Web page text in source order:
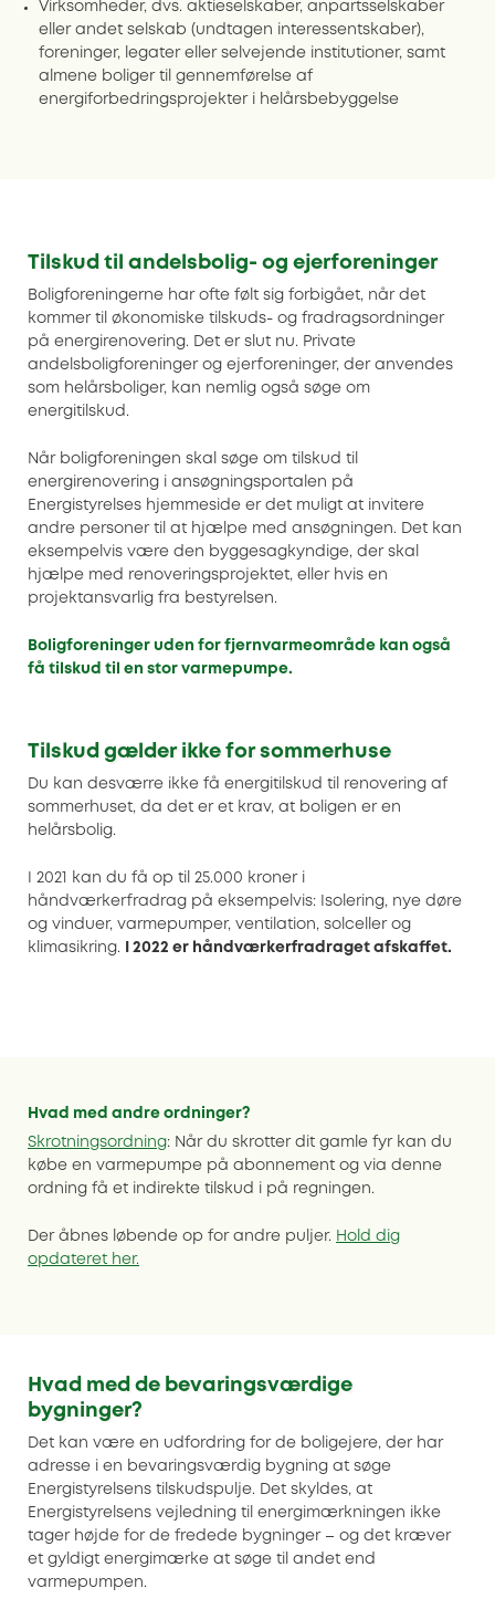
Virksomheder, dvs. aktieselskaber, anpartsselskaber
eller andet selskab (undtagen interessentskaber),
foreninger, legater eller selvejende institutioner, samt
almene boliger til gennemførelse af
energiforbedringsprojekter i helårsbebyggelse
Tilskud til andelsbolig- og ejerforeninger
Boligforeningerne har ofte følt sig forbigået, når det
kommer til økonomiske tilskuds- og fradragsordninger
på energirenovering. Det er slut nu. Private
andelsboligforeninger og ejerforeninger, der anvendes
som helårsboliger, kan nemlig også søge om
energitilskud.
Når boligforeningen skal søge om tilskud til
energirenovering i ansøgningsportalen på
Energistyrelses hjemmeside er det muligt at invitere
andre personer til at hjælpe med ansøgningen. Det kan
eksempelvis være den byggesagkyndige, der skal
hjælpe med renoveringsprojektet, eller hvis en
projektansvarlig fra bestyrelsen.
Boligforeninger uden for fjernvarmeområde kan også
få tilskud til en stor varmepumpe.
Tilskud gælder ikke for sommerhuse
Du kan desværre ikke få energitilskud til renovering af
sommerhuset, da det er et krav, at boligen er en
helårsbolig.
I 2021 kan du få op til 25.000 kroner i
håndværkerfradrag på eksempelvis: Isolering, nye døre
og vinduer, varmepumper, ventilation, solceller og
klimasikring.
I 2022 er håndværkerfradraget afskaffet.
Hvad med andre ordninger?
Skrotningsordning: Når du skrotter dit gamle fyr kan du
købe en varmepumpe på abonnement og via denne
ordning få et indirekte tilskud i på regningen.
Der åbnes løbende op for andre puljer. Hold dig
opdateret her.
Hvad med de bevaringsværdige
bygninger?
Det kan være en udfordring for de boligejere, der har
adresse i en bevaringsværdig bygning at søge
Energistyrelsens tilskudspulje. Det skyldes, at
Energistyrelsens vejledning til energimærkningen ikke
tager højde for de fredede bygninger – og det kræver
et gyldigt energimærke at søge til andet end
varmepumpen.